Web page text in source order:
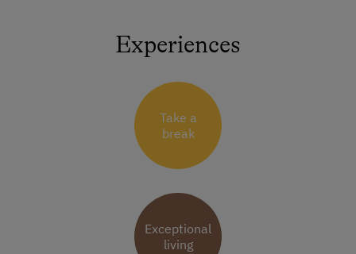
Experiences
Take a
break
Exceptional
living